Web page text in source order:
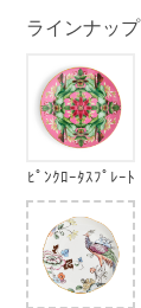
ラインナップ
ﾋﾟﾝｸﾛｰﾀｽﾌﾟﾚｰﾄ